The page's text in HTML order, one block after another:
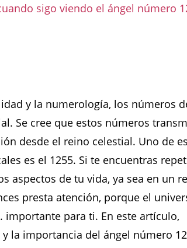
sigo viendo el ángel número
y la numerología, los números
Se cree que estos números
desde el reino celestial. Uno de
es el 1255. Si te encuentras
aspectos de tu vida, ya sea en un
presta atención, porque el
para ti. En este artículo,
la importancia del ángel número